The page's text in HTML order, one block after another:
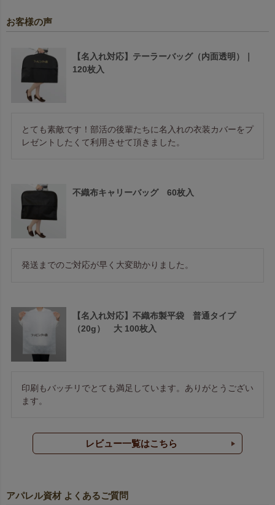
お客様の声
【名入れ対応】テーラーバッグ（内面透明）｜
120枚入
とても素敵です！部活の後輩たちに名入れの衣装カバーをプ
レゼントしたくて利用させて頂きました。
不織布キャリーバッグ 60枚入
発送までのご対応が早く大変助かりました。
【名入れ対応】不織布製平袋 普通タイプ
（20g） 大 100枚入
印刷もバッチリでとても満足しています。ありがとうござい
ます。
レビュー一覧はこちら
アパレル資材 よくあるご質問